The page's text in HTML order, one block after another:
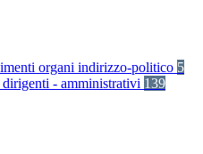
organi indirizzo-politico 5
- amministrativi 139